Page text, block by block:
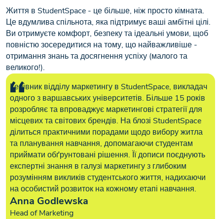
Життя в StudentSpace - це більше, ніж просто кімната.
Це вдумлива спільнота, яка підтримує ваші амбітні цілі.
Ви отримуєте комфорт, безпеку та ідеальні умови, щоб
повністю зосередитися на тому, що найважливіше -
отримання знань та досягнення успіху (малого та
великого!).
Керівник відділу маркетингу в StudentSpace, викладач
одного з варшавських університетів. Більше 15 років
розробляє та впроваджує маркетингові стратегії для
місцевих та світових брендів. На блозі StudentSpace
ділиться практичними порадами щодо вибору житла
та планування навчання, допомагаючи студентам
приймати обґрунтовані рішення. Її дописи поєднують
експертні знання в галузі маркетингу з глибоким
розумінням викликів студентського життя, надихаючи
на особистий розвиток на кожному етапі навчання.
Anna Godlewska
Head of Marketing